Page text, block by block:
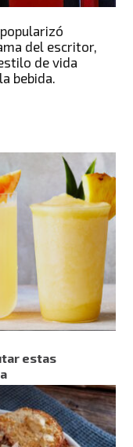
popularizó
del escritor,
de vida
bebida.
estas